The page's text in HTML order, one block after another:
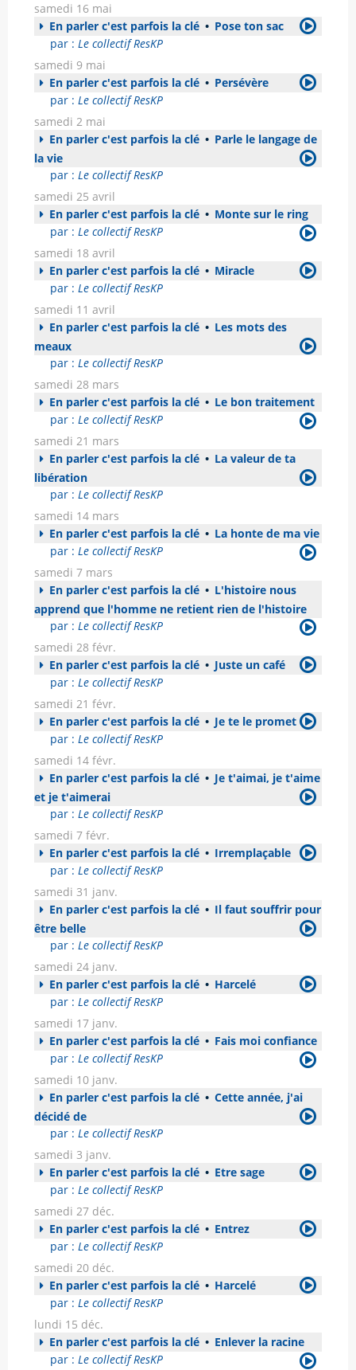
samedi 16 mai
En parler c'est parfois la clé • Pose ton sac
par : Le collectif ResKP
samedi 9 mai
En parler c'est parfois la clé • Persévère
par : Le collectif ResKP
samedi 2 mai
En parler c'est parfois la clé • Parle le langage de
la vie
par : Le collectif ResKP
samedi 25 avril
En parler c'est parfois la clé • Monte sur le ring
par : Le collectif ResKP
samedi 18 avril
En parler c'est parfois la clé • Miracle
par : Le collectif ResKP
samedi 11 avril
En parler c'est parfois la clé • Les mots des
meaux
par : Le collectif ResKP
samedi 28 mars
En parler c'est parfois la clé • Le bon traitement
par : Le collectif ResKP
samedi 21 mars
En parler c'est parfois la clé • La valeur de ta
libération
par : Le collectif ResKP
samedi 14 mars
En parler c'est parfois la clé • La honte de ma vie
par : Le collectif ResKP
samedi 7 mars
En parler c'est parfois la clé • L'histoire nous
apprend que l'homme ne retient rien de l'histoire
par : Le collectif ResKP
samedi 28 févr.
En parler c'est parfois la clé • Juste un café
par : Le collectif ResKP
samedi 21 févr.
En parler c'est parfois la clé • Je te le promet
par : Le collectif ResKP
samedi 14 févr.
En parler c'est parfois la clé • Je t'aimai, je t'aime
et je t'aimerai
par : Le collectif ResKP
samedi 7 févr.
En parler c'est parfois la clé • Irremplaçable
par : Le collectif ResKP
samedi 31 janv.
En parler c'est parfois la clé • Il faut souffrir pour
être belle
par : Le collectif ResKP
samedi 24 janv.
En parler c'est parfois la clé • Harcelé
par : Le collectif ResKP
samedi 17 janv.
En parler c'est parfois la clé • Fais moi confiance
par : Le collectif ResKP
samedi 10 janv.
En parler c'est parfois la clé • Cette année, j'ai
décidé de
par : Le collectif ResKP
samedi 3 janv.
En parler c'est parfois la clé • Etre sage
par : Le collectif ResKP
samedi 27 déc.
En parler c'est parfois la clé • Entrez
par : Le collectif ResKP
samedi 20 déc.
En parler c'est parfois la clé • Harcelé
par : Le collectif ResKP
lundi 15 déc.
En parler c'est parfois la clé • Enlever la racine
par : Le collectif ResKP